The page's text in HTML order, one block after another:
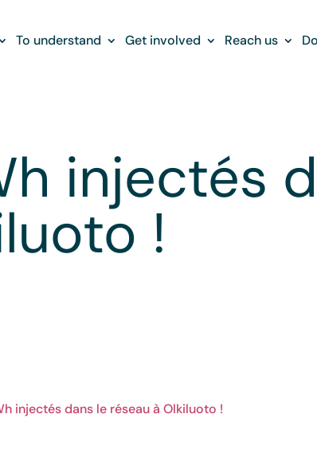
To understand Get involved Reach us
injectés
!
injectés dans le réseau à Olkiluoto !